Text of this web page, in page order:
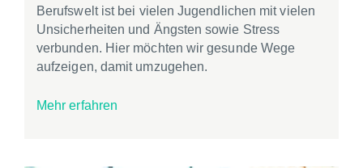
Berufswelt ist bei vielen Jugendlichen mit vielen
Unsicherheiten und Ängsten sowie Stress
verbunden. Hier möchten wir gesunde Wege
aufzeigen, damit umzugehen.
Mehr erfahren